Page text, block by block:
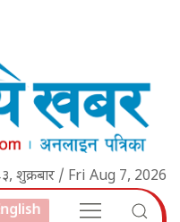
शुक्रबार / Fri Aug 7, 2026